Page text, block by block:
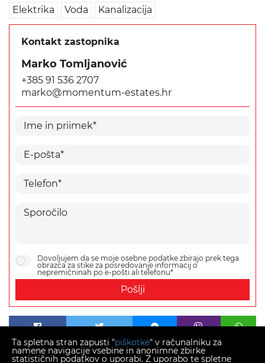
Elektrika Voda Kanalizacija
Kontakt zastopnika
Marko Tomljanović
+385 91 536 2707
marko@momentum-estates.hr
Dovoljujem da se moje osebne podatke zbirajo prek tega
obrazca za stike za posredovanje informacij o
nepremičninah po e-pošti ali telefonu*
Pošlji
Ta spletna stran zapusti "piškotke" v računalniku za
namene navigacije vsebine in anonimne zbirke
statističnih podatkov o uporabi. Z uporabo te spletne